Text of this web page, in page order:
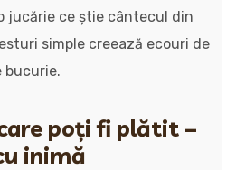
jucărie ce știe cântecul din
simple creează ecouri de
bucurie.
poți fi plătit –
inimă